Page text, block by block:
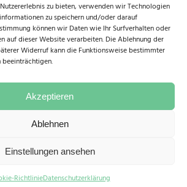
zu bieten, verwenden wir Technologien
zu speichern und/oder darauf
können wir Daten wie Ihr Surfverhalten oder
auf dieser Website verarbeiten. Die Ablehnung der
Widerruf kann die Funktionsweise bestimmter
beeinträchtigen.
Akzeptieren
Ablehnen
Einstellungen ansehen
RichtlinieDatenschutzerklärung
Presse/Rezension
Weiterbildung